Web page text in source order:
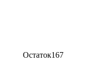
Остаток167